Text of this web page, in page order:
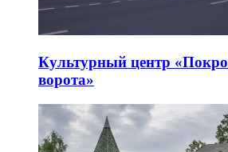
Культурный центр
ворота»